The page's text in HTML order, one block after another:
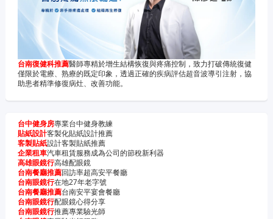
台南復健科推薦醫師專精於增生結構恢復與疼痛控制，致力打破傳統復健
僅限於電療、熟療的既定印象，透過正確的疾病評估超音波導引注射，協
助患者精準修復病灶、改善功能。
台中健身房專業台中健身教練
貼紙設計客製化貼紙設計推薦
客製貼紙設計客製貼紙推薦
企業租車汽車租賃服務成為公司的節稅新利器
高雄眼鏡行高雄配眼鏡
台南餐廳推薦回訪率超高安平餐廳
台南眼鏡行在地27年老字號
台南餐廳推薦台南安平宴會餐廳
台南眼鏡行配眼鏡心得分享
台南眼鏡行推薦專業驗光師